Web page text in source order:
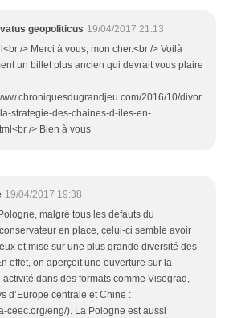
geopoliticus 19/04/2017 21:13
/> Merci à vous, mon cher.<br /> Voilà
un billet plus ancien qui devrait vous plaire
2016/10/divor
strategie-des-chaines-d-iles-en-
/> Bien à vous
19/04/2017 19:38
malgré tous les défauts du
en place, celui-ci semble avoir
et mise sur une plus grande diversité des
effet, on aperçoit une ouverture sur la
dans des formats comme Visegrad,
d’Europe centrale et Chine :
ceec.org/eng/). La Pologne est aussi